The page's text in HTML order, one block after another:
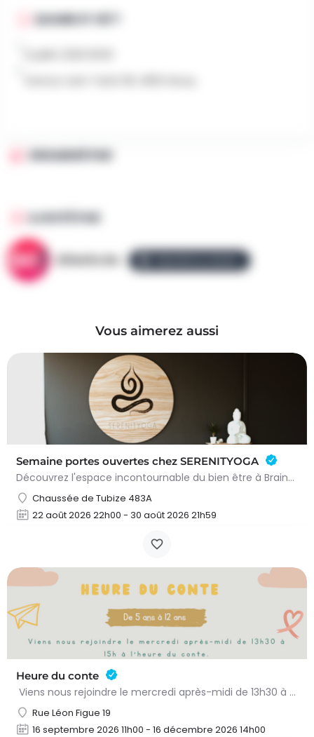
QUAND ET OÙ ?
ORGANISÉ PAR
AJOUTÉ PAR
AllezGo.be
Vous aimerez aussi
Semaine portes ouvertes chez SERENITYOGA
Découvrez l'espace incontournable du bien être à Braine L'alleud!Du 23 au 30 aout 2026 nous proposons un Pass…
Chaussée de Tubize 483A
22 août 2026 22h00 - 30 août 2026 21h59
Heure du conte
Viens nous rejoindre le mercredi après-midi de 13h30 à 15h à l’heure du conte. On y lit des histoires…
Rue Léon Figue 19
16 septembre 2026 11h00 - 16 décembre 2026 14h00